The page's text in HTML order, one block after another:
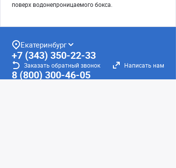
поверх водонепроницаемого бокса.
Екатеринбург
+7 (343) 350-22-33
Заказать обратный звонок Написать нам
8 (800) 300-46-05